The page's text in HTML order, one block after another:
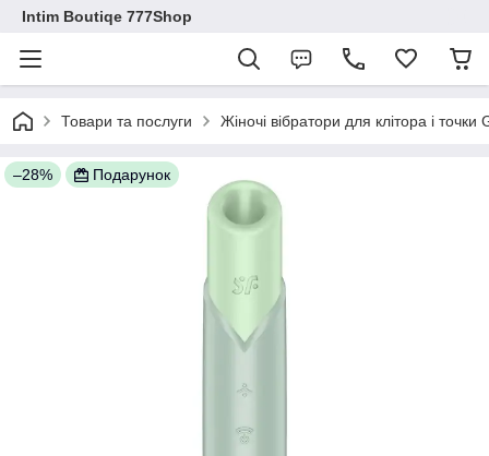
Intim Boutiqe 777Shop
Товари та послуги Жіночі вібратори для клітора і
–28% Подарунок